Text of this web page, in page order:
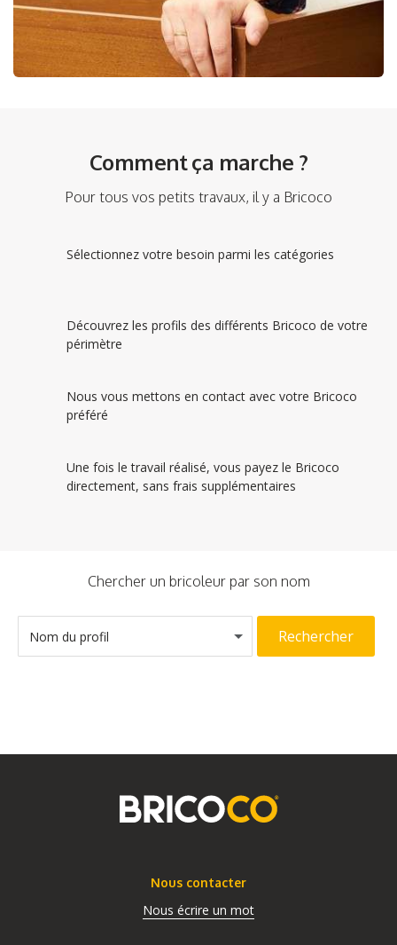
Comment ça marche ?
Pour tous vos petits travaux, il y a Bricoco
Sélectionnez votre besoin parmi les catégories
Découvrez les profils des différents Bricoco de votre
périmètre
Nous vous mettons en contact avec votre Bricoco
préféré
Une fois le travail réalisé, vous payez le Bricoco
directement, sans frais supplémentaires
Chercher un bricoleur par son nom
Nom du profil Rechercher
Nous contacter
Nous écrire un mot